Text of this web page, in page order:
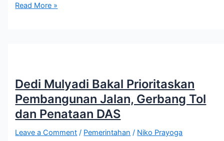
Read More »
Dedi Mulyadi Bakal Prioritaskan
Pembangunan Jalan, Gerbang Tol
dan Penataan DAS
Leave a Comment / Pemerintahan / Niko Prayoga